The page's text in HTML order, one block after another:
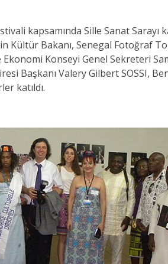
kapsamında Sille Sanat Sarayı
Kültür Bakanı, Senegal Fotoğraf
Konseyi Genel Sekreteri
Başkanı Valery Gilbert SOSSI,
katıldı.